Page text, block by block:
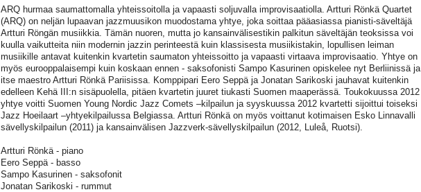
ARQ hurmaa saumattomalla yhteissoitolla ja vapaasti soljuvalla improvisaatiolla. Artturi Rönkä Quartet
(ARQ) on neljän lupaavan jazzmuusikon muodostama yhtye, joka soittaa pääasiassa pianisti-säveltäjä
Artturi Röngän musiikkia. Tämän nuoren, mutta jo kansainvälisestikin palkitun säveltäjän teoksissa voi
kuulla vaikutteita niin modernin jazzin perinteestä kuin klassisesta musiikistakin, lopullisen leiman
musiikille antavat kuitenkin kvartetin saumaton yhteissoitto ja vapaasti virtaava improvisaatio. Yhtye on
myös eurooppalaisempi kuin koskaan ennen - saksofonisti Sampo Kasurinen opiskelee nyt Berliinissä ja
itse maestro Artturi Rönkä Pariisissa. Komppipari Eero Seppä ja Jonatan Sarikoski jauhavat kuitenkin
edelleen Kehä III:n sisäpuolella, pitäen kvartetin juuret tiukasti Suomen maaperässä. Toukokuussa 2012
yhtye voitti Suomen Young Nordic Jazz Comets –kilpailun ja syyskuussa 2012 kvartetti sijoittui toiseksi
Jazz Hoeilaart –yhtyekilpailussa Belgiassa. Artturi Rönkä on myös voittanut kotimaisen Esko Linnavalli
sävellyskilpailun (2011) ja kansainvälisen Jazzverk-sävellyskilpailun (2012, Luleå, Ruotsi).
Artturi Rönkä - piano
Eero Seppä - basso
Sampo Kasurinen - saksofonit
Jonatan Sarikoski - rummut